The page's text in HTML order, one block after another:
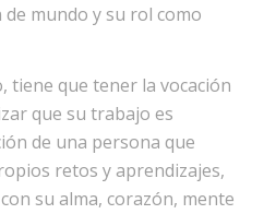
mundo y su rol como
tiene que tener la vocación
que su trabajo es
de una persona que
retos y aprendizajes,
su alma, corazón, mente